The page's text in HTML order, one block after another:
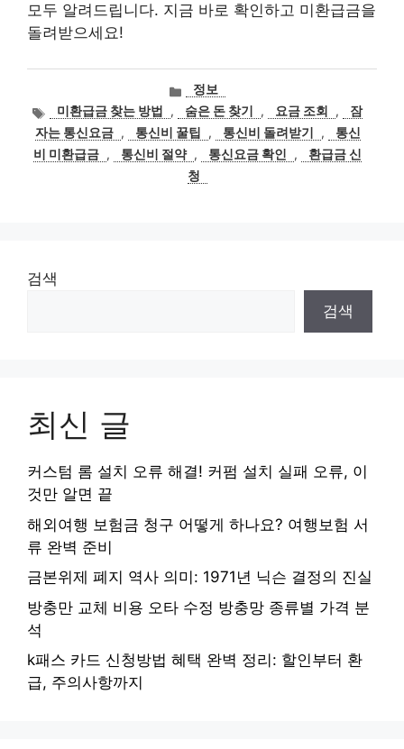
모두 알려드립니다. 지금 바로 확인하고 미환급금을
돌려받으세요!
카
테
고
리
정보
태
그
미환급금 찾는 방법 , 숨은 돈 찾기 , 요금 조회 ,
잠
자는 통신요금 , 통신비 꿀팁 , 통신비 돌려받기 ,
통신
비 미환급금 , 통신비 절약 , 통신요금 확인 ,
환급금 신
청
검색
검색
최신 글
커스텀 롬 설치 오류 해결! 커펌 설치 실패 오류, 이
것만 알면 끝
해외여행 보험금 청구 어떻게 하나요? 여행보험 서
류 완벽 준비
금본위제 폐지 역사 의미: 1971년 닉슨 결정의 진실
방충만 교체 비용 오타 수정 방충망 종류별 가격 분
석
k패스 카드 신청방법 혜택 완벽 정리: 할인부터 환
급, 주의사항까지